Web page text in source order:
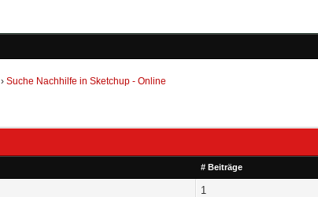
›Suche Nachhilfe in Sketchup - Online
# Beiträge
1